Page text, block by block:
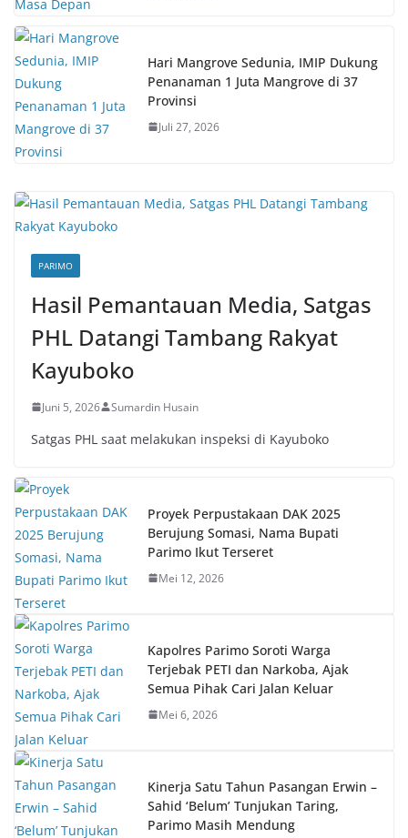
Hari Mangrove Sedunia, IMIP Dukung
Penanaman 1 Juta Mangrove di 37
Provinsi
Juli 27, 2026
PARIMO
Hasil Pemantauan Media, Satgas
PHL Datangi Tambang Rakyat
Kayuboko
Juni 5, 2026 Sumardin Husain
Satgas PHL saat melakukan inspeksi di Kayuboko
Proyek Perpustakaan DAK 2025
Berujung Somasi, Nama Bupati
Parimo Ikut Terseret
Mei 12, 2026
Kapolres Parimo Soroti Warga
Terjebak PETI dan Narkoba, Ajak
Semua Pihak Cari Jalan Keluar
Mei 6, 2026
Kinerja Satu Tahun Pasangan Erwin –
Sahid ‘Belum’ Tunjukan Taring,
Parimo Masih Mendung